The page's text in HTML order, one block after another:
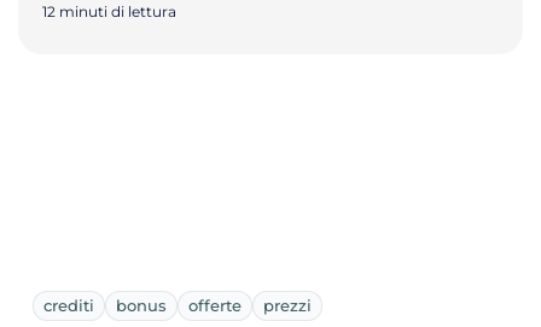
12 minuti di lettura
crediti bonus offerte prezzi